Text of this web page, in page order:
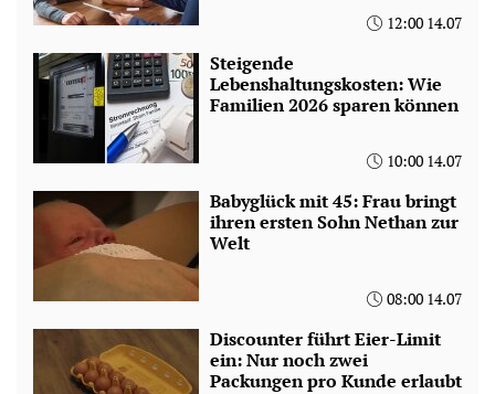
12:00 14.07
Steigende
Lebenshaltungskosten: Wie
Familien 2026 sparen können
10:00 14.07
Babyglück mit 45: Frau bringt
ihren ersten Sohn Nethan zur
Welt
08:00 14.07
Discounter führt Eier-Limit
ein: Nur noch zwei
Packungen pro Kunde erlaubt